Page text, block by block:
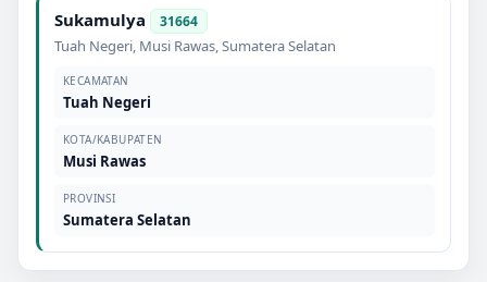
Sukamulya 31664
Tuah Negeri, Musi Rawas,Sumatera Selatan
KECAMATAN
Tuah Negeri
KOTA/KABUPATEN
Musi Rawas
PROVINSI
Sumatera Selatan